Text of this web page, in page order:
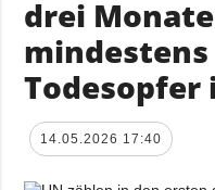
drei
mindestens
Todesopfer
14.05.2026 17:40